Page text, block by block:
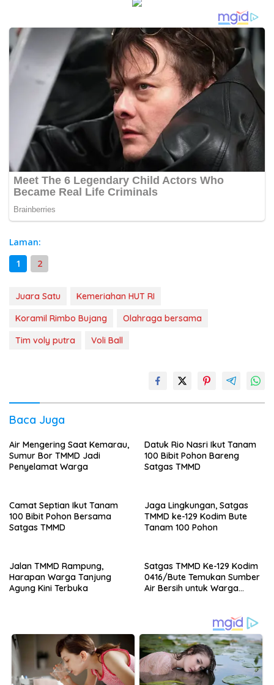
Laman:
1
2
Juara Satu
Kemeriahan HUT RI
Koramil Rimbo Bujang
Olahraga bersama
Tim voly putra
Voli Ball
Baca Juga
Air Mengering Saat Kemarau,
Sumur Bor TMMD Jadi
Penyelamat Warga
Datuk Rio Nasri Ikut Tanam
100 Bibit Pohon Bareng
Satgas TMMD
Camat Septian Ikut Tanam
100 Bibit Pohon Bersama
Satgas TMMD
Jaga Lingkungan, Satgas
TMMD ke-129 Kodim Bute
Tanam 100 Pohon
Jalan TMMD Rampung,
Harapan Warga Tanjung
Agung Kini Terbuka
Satgas TMMD Ke-129 Kodim
0416/Bute Temukan Sumber
Air Bersih untuk Warga